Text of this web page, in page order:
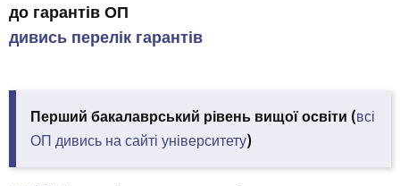
до гарантів ОП
дивись перелік гарантів
Перший бакалаврський рівень вищої освіти (всі
ОП дивись на сайті університету)